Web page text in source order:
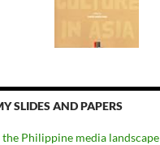
SLIDES AND PAPERS
Philippine media landscape